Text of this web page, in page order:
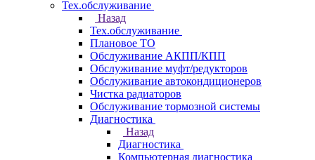
Тех.обслуживание
Назад
Тех.обслуживание
Плановое ТО
Обслуживание АКПП/КПП
Обслуживание муфт/редукторов
Обслуживание автокондиционеров
Чистка радиаторов
Обслуживание тормозной системы
Диагностика
Назад
Диагностика
Компьютерная диагностика